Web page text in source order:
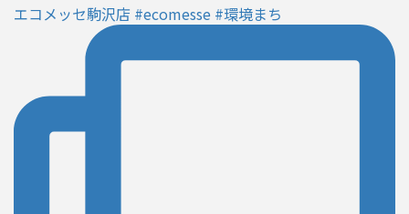
エコメッセ駒沢店 #ecomesse #環境まち